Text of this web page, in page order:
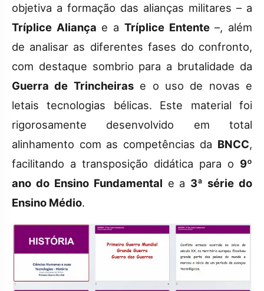
objetiva a formação das alianças militares – a
Tríplice Aliança e a Tríplice Entente–, além
de analisar as diferentes fases do confronto,
com destaque sombrio para a brutalidade da
Guerra de Trincheirase o uso de novas e
letais tecnologias bélicas. Este material foi
rigorosamente desenvolvido em total
alinhamento com as competências da BNCC,
facilitando a transposição didática para o 9º
ano do Ensino Fundamental e a 3ª série do
Ensino Médio.